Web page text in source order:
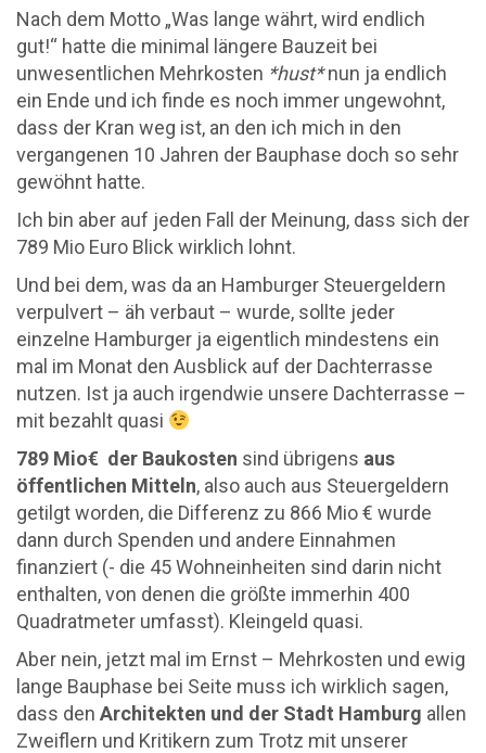
Nach dem Motto „Was lange währt, wird endlich
gut!“ hatte die minimal längere Bauzeit bei
unwesentlichen Mehrkosten *hust*nun ja endlich
ein Ende und ich finde es noch immer ungewohnt,
dass der Kran weg ist, an den ich mich in den
vergangenen 10 Jahren der Bauphase doch so sehr
gewöhnt hatte.
Ich bin aber auf jeden Fall der Meinung, dass sich der
789 Mio Euro Blick wirklich lohnt.
Und bei dem, was da an Hamburger Steuergeldern
verpulvert – äh verbaut – wurde, sollte jeder
einzelne Hamburger ja eigentlich mindestens ein
mal im Monat den Ausblick auf der Dachterrasse
nutzen. Ist ja auch irgendwie unsere Dachterrasse –
mit bezahlt quasi
789 Mio€ der Baukosten sind übrigens aus
öffentlichen Mitteln, also auch aus Steuergeldern
getilgt worden, die Differenz zu 866 Mio € wurde
dann durch Spenden und andere Einnahmen
finanziert (- die 45 Wohneinheiten sind darin nicht
enthalten, von denen die größte immerhin 400
Quadratmeter umfasst). Kleingeld quasi.
Aber nein, jetzt mal im Ernst – Mehrkosten und ewig
lange Bauphase bei Seite muss ich wirklich sagen,
dass den Architekten und der Stadt Hamburg allen
Zweiflern und Kritikern zum Trotz mit unserer